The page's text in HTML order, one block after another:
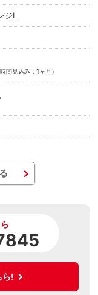
ジL
間見込み：1ヶ月）
ら!